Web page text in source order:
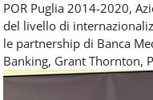
POR Puglia 2014-2020,
del livello di
le partnership di Banca
Banking, Grant Thornton,